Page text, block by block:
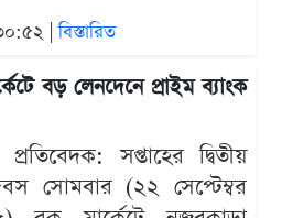
|বিস্তারিত
বড় লেনদেনে প্রাইম ব্যাংক
প্রতিবেদক: সপ্তাহের দ্বিতীয়
সোমবার (২২ সেপ্টেম্বর